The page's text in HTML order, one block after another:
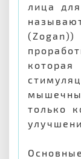
лица
только